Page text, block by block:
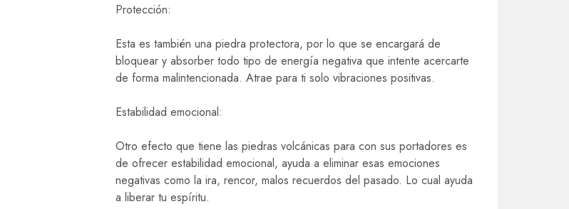
Protección:
Esta es también una piedra protectora, por lo que se encargará de
bloquear y absorber todo tipo de energía negativa que intente acercarte
de forma malintencionada. Atrae para ti solo vibraciones positivas.
Estabilidad emocional:
Otro efecto que tiene las piedras volcánicas para con sus portadores es
de ofrecer estabilidad emocional, ayuda a eliminar esas emociones
negativas como la ira, rencor, malos recuerdos del pasado. Lo cual ayuda
a liberar tu espíritu.